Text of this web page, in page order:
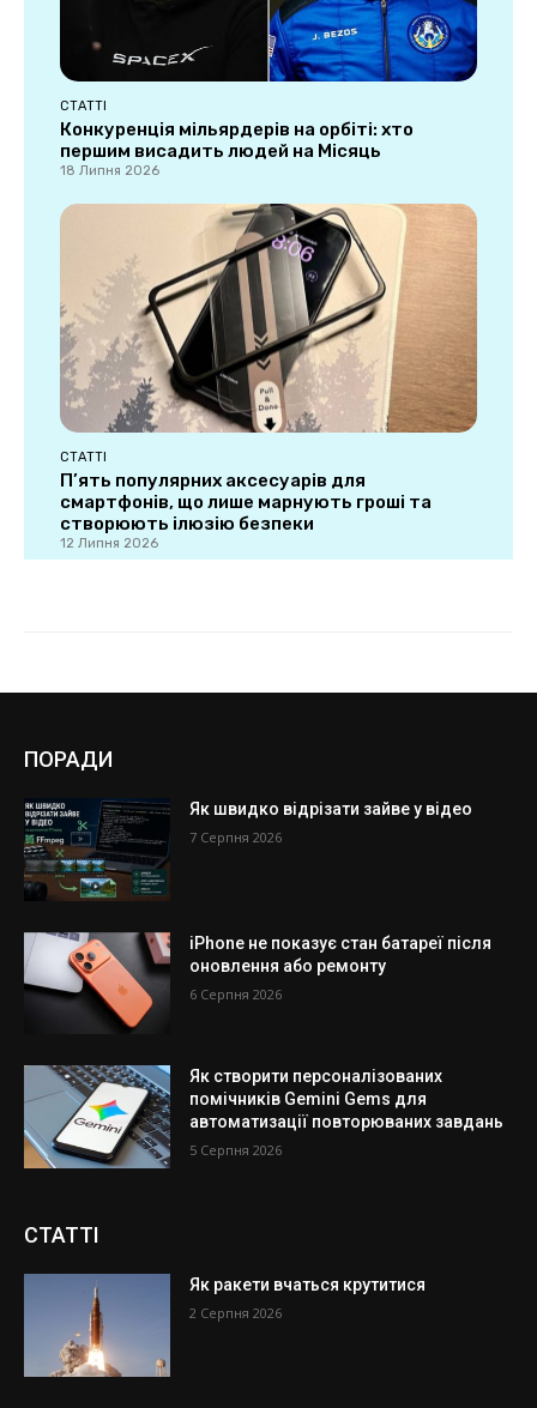
ПОРАДИ
Як швидко відрізати зайве у відео
7 Серпня 2026
iPhone не показує стан батареї після
оновлення або ремонту
6 Серпня 2026
Як створити персоналізованих
помічників Gemini Gems для
автоматизації повторюваних завдань
5 Серпня 2026
СТАТТІ
Як ракети вчаться крутитися
2 Серпня 2026